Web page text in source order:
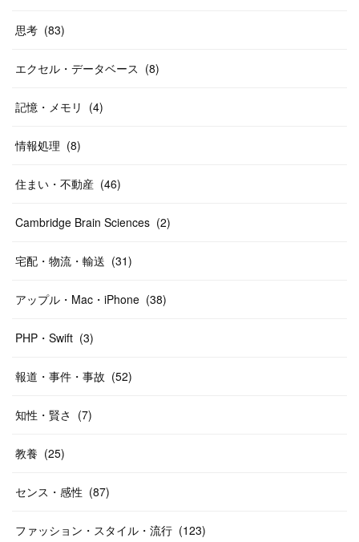
思考 (83)
エクセル・データベース (8)
記憶・メモリ (4)
情報処理 (8)
住まい・不動産 (46)
Cambridge Brain Sciences (2)
宅配・物流・輸送 (31)
アップル・Mac・iPhone (38)
PHP・Swift (3)
報道・事件・事故 (52)
知性・賢さ (7)
教養 (25)
センス・感性 (87)
ファッション・スタイル・流行 (123)